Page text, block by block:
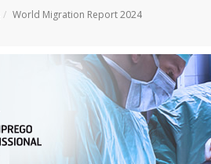
World Migration Report 2024